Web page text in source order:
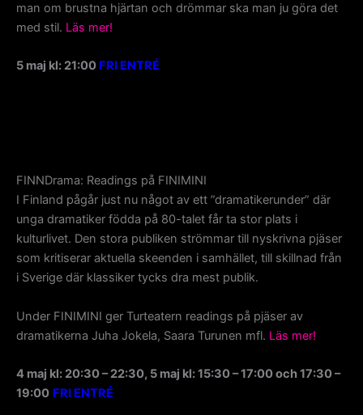
man om brustna hjärtan och drömmar ska man ju göra det
med stil. Läs mer!
5 maj kl: 21:00 FRI ENTRÉ
FINNDrama: Readings på FINIMINI
I Finland pågår just nu något av ett ”dramatikerunder” där
unga dramatiker födda på 80-talet får ta stor plats i
kulturlivet. Den stora publiken strömmar till nyskrivna pjäser
som kritiserar aktuella skeenden i samhället, till skillnad från
i Sverige där klassiker tycks dra mest publik.
Under FINIMINI ger Turteatern readings på pjäser av
dramatikerna Juha Jokela, Saara Turunen mfl. Läs mer!
4 maj kl: 20:30 – 22:30, 5 maj kl: 15:30 – 17:00 och17:30 –
19:00 FRI ENTRÉ